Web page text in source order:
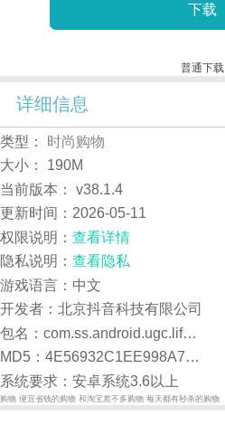
下载
普通下载
详细信息
类型：
时尚购物
大小：
190M
当前版本：
v38.1.4
更新时间： 2026-05-11
权限说明： 查看详情
隐私说明： 查看隐私
游戏语言：中文
开发者：北京抖音科技有限公司
包名：com.ss.android.ugc.lifeservices
MD5：4E56932C1EE998A7D1A53C4BACA67A89
系统要求：安卓系统3.6以上
购物 便宜省钱的购物 和淘宝差不多购物 每天都有秒杀的购物